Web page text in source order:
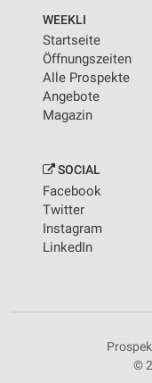
WEEKLI
Startseite
Öffnungszeiten
Alle Prospekte
Angebote
Magazin
SOCIAL
Facebook
Twitter
Instagram
LinkedIn
©